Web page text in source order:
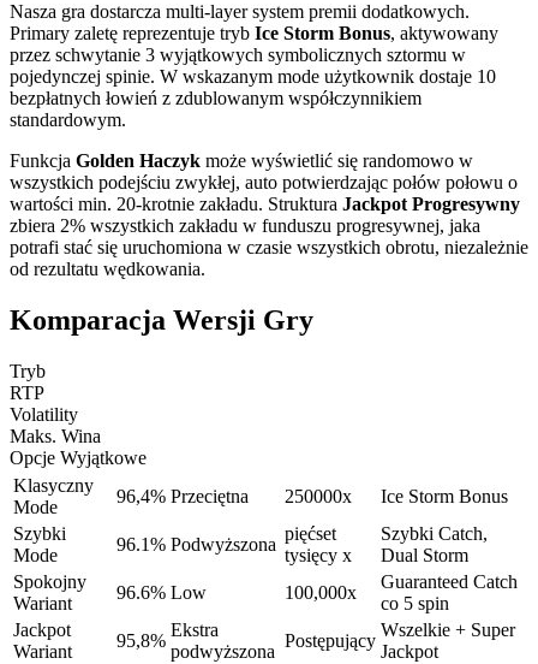
Nasza gra dostarcza multi-layer system premii dodatkowych.
Primary zaletę reprezentuje tryb Ice Storm Bonus, aktywowany
przez schwytanie 3 wyjątkowych symbolicznych sztormu w
pojedynczej spinie. W wskazanym mode użytkownik dostaje 10
bezpłatnych łowień z zdublowanym współczynnikiem
standardowym.
Funkcja Golden Haczyk może wyświetlić się randomowo w
wszystkich podejściu zwykłej, auto potwierdzając połów połowu o
wartości min. 20-krotnie zakładu. Struktura Jackpot Progresywny
zbiera 2% wszystkich zakładu w funduszu progresywnej, jaka
potrafi stać się uruchomiona w czasie wszystkich obrotu, niezależnie
od rezultatu wędkowania.
Komparacja Wersji Gry
Tryb
RTP
Volatility
Maks. Wina
Opcje Wyjątkowe
Klasyczny
Mode
96,4% Przeciętna 250000x
Ice Storm Bonus
Szybki
Mode
96.1% Podwyższona
pięćset
tysięcy x
Szybki Catch,
Dual Storm
Spokojny
Wariant
96.6% Low 100,000x
Guaranteed Catch
co 5 spin
Jackpot
Wariant
95,8%
Ekstra
podwyższona
Postępujący
Wszelkie + Super
Jackpot